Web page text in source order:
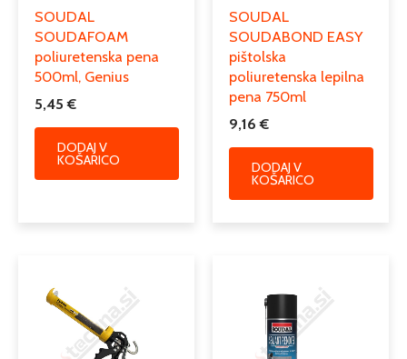
SOUDAL
SOUDAFOAM
poliuretenska pena
500ml, Genius
5,45€
DODAJ V
KOŠARICO
SOUDAL
SOUDABOND EASY
pištolska
poliuretenska lepilna
pena 750ml
9,16€
DODAJ V
KOŠARICO